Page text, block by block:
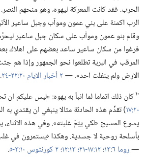
الحرب.‏ فقد كانت المعركة ليهوه،‏ وهو منحهم
الرب اكمنة على بني عمون وموآب وجبل ساعير
وقام بنو عمون وموآب على سكان جبل ساعير
فرغوا من سكان ساعير ساعد بعضهم على اهلاك
المرقب في البرية تطلعوا نحو الجمهور وإذا هم
الارض ولم ينفلت احد».‏ —‏٢ أخبار الايام ٢٠:‏٢٢-‏٢٤ ‏.‏
١٠كان ذلك اتماما لما انبأ به يهوه:‏ «ليس عليكم ان
٢٠:‏١٧
‏)‏ تقدِّم هذه الحادثة مثالا ينبغي ان يقتدي
يسوع المسيح «لكي يتِمّ غلبته».‏ وفي هذه الاثناء،‏
بأسلحة روحية لا جسدية.‏ وهكذا ‹يستمرون في
—‏روما ٦:‏١٣؛‏
‏.‏